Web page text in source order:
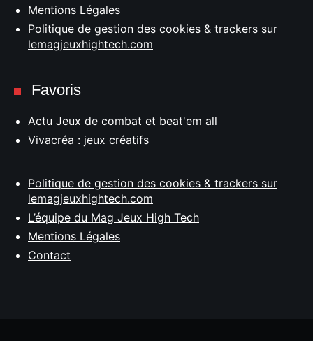
Mentions Légales
Politique de gestion des cookies & trackers sur
lemagjeuxhightech.com
Favoris
Actu Jeux de combat et beat'em all
Vivacréa : jeux créatifs
Politique de gestion des cookies & trackers sur
lemagjeuxhightech.com
L’équipe du Mag Jeux High Tech
Mentions Légales
Contact